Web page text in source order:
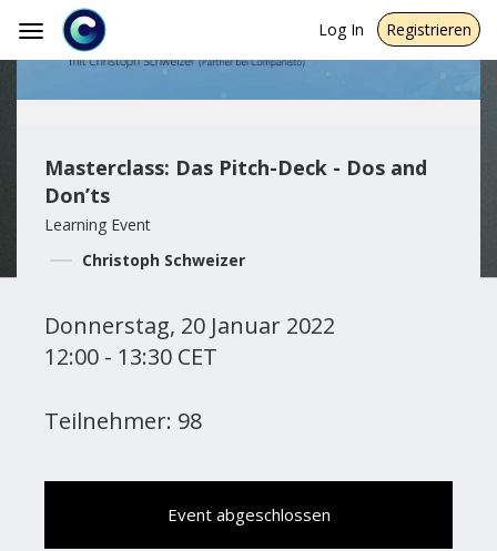
Toggle
navigation
Log In Registrieren
Masterclass: Das Pitch-Deck - Dos and
Don’ts
Learning Event
Christoph Schweizer
Donnerstag, 20 Januar 2022
12:00 - 13:30 CET
Teilnehmer: 98
Event abgeschlossen